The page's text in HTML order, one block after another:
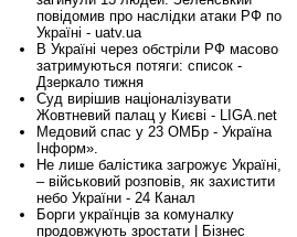
повідомив про наслідки атаки РФ по
Україні - uatv.ua
В Україні через обстріли РФ масово
затримуються потяги: список -
Дзеркало тижня
Суд вирішив націоналізувати
Жовтневий палац у Києві - LIGA.net
Медовий спас у 23 ОМБр - Україна
Інформ».
Не лише балістика загрожує Україні,
– військовий розповів, як захистити
небо України - 24 Канал
Борги українців за комуналку
продовжують зростати | Бізнес